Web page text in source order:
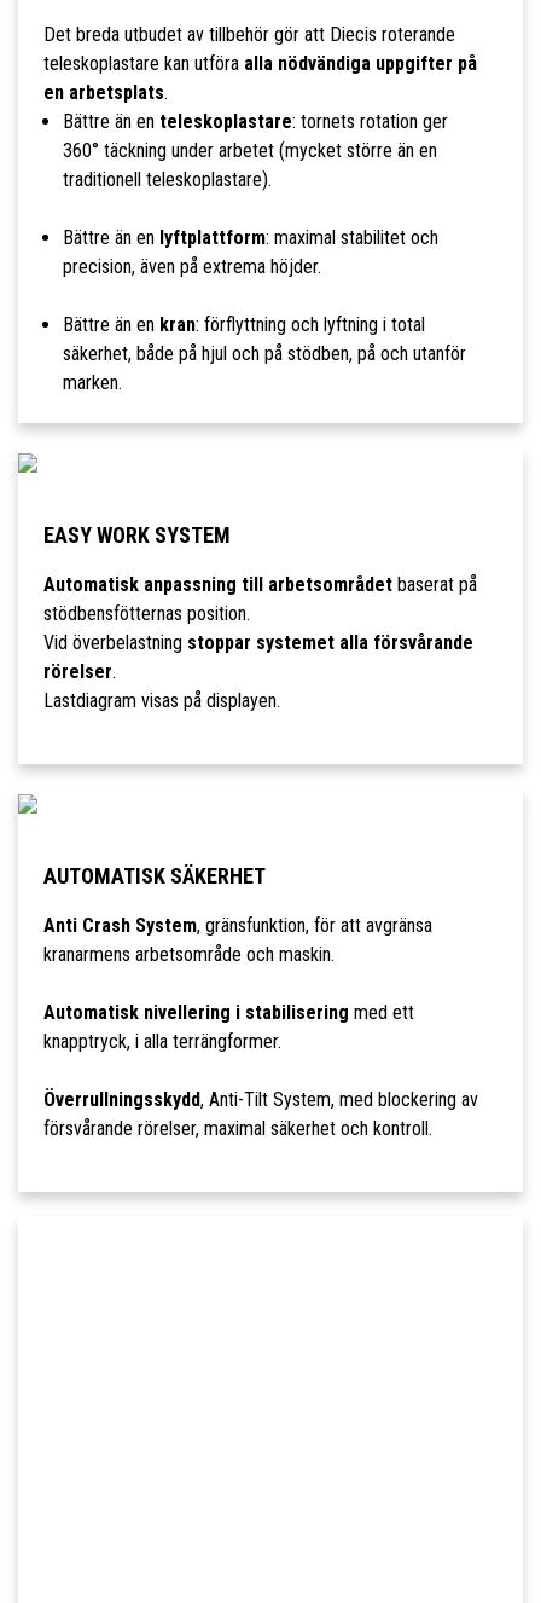
Det breda utbudet av tillbehör gör att Diecis roterande
teleskoplastare kan utföra alla nödvändiga uppgifter på
en arbetsplats.
Bättre än en teleskoplastare: tornets rotation ger
360° täckning under arbetet (mycket större än en
traditionell teleskoplastare).
Bättre än en lyftplattform: maximal stabilitet och
precision, även på extrema höjder.
Bättre än en kran: förflyttning och lyftning i total
säkerhet, både på hjul och på stödben, på och utanför
marken.
EASY WORK SYSTEM
Automatisk anpassning till arbetsområdetbaserat på
stödbensfötternas position.
Vid överbelastning stoppar systemet alla försvårande
rörelser.
Lastdiagram visas på displayen.
AUTOMATISK SÄKERHET
Anti Crash System, gränsfunktion, för att avgränsa
kranarmens arbetsområde och maskin.
Automatisk nivellering i stabilisering med ett
knapptryck, i alla terrängformer.
Överrullningsskydd, Anti-Tilt System, med blockering av
försvårande rörelser, maximal säkerhet och kontroll.